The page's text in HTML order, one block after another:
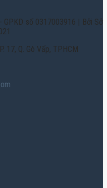
GPKD số 0317003916 | Bởi Sở
17, Q. Gò Vấp, TPHCM